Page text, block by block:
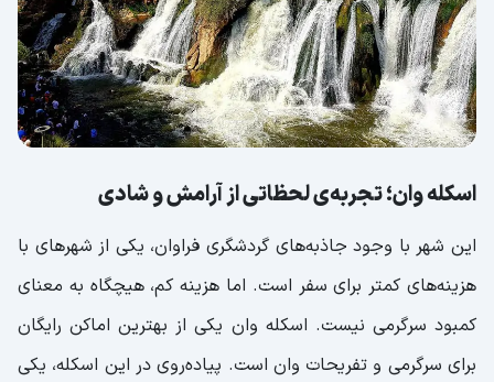
اسکله وان؛ تجربه‌ی لحظاتی از آرامش و شادی
این شهر با وجود جاذبه‌های گردشگری فراوان، یکی از شهرهای با
هزینه‌های کمتر برای سفر است. اما هزینه کم، هیچگاه به معنای
کمبود سرگرمی نیست. اسکله وان یکی از بهترین اماکن رایگان
برای سرگرمی و تفریحات وان است. پیاده‌روی در این اسکله، یکی